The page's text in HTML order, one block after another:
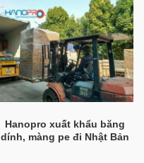
Hanopro xuất khẩu băng
dính, màng pe đi Nhật Bản